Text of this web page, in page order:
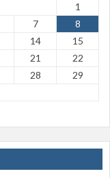
1
7
8
14
15
21
22
28
29